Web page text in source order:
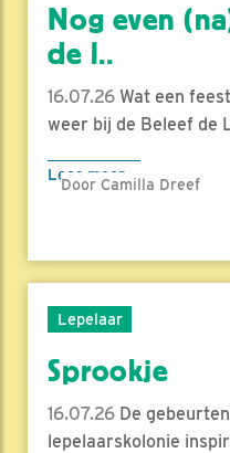
Nog even
de l..
16.07.26 Wat een
weer bij de Beleef de
Lees meer
Door Camilla Dreef
Lepelaar
Sprookje
16.07.26 De
lepelaarskolonie